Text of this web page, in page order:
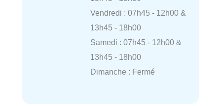
Vendredi : 07h45 - 12h00 &
13h45 - 18h00
Samedi : 07h45 - 12h00 &
13h45 - 18h00
Dimanche : Fermé